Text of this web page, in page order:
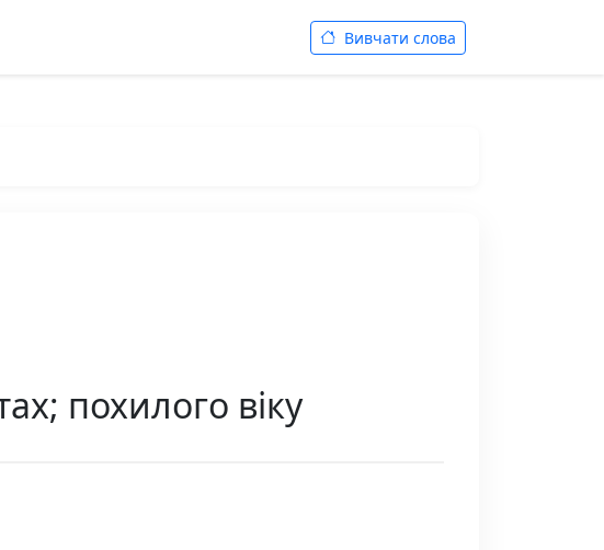
Вивчати слова
похилого віку